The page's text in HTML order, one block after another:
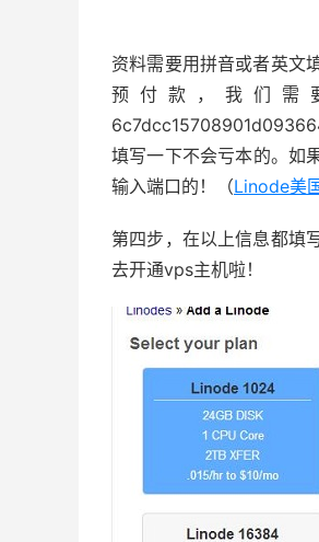
资料需要用拼音或者英文
预付款，我们需
填写一下不会亏本的。如
输入端口的！（Linode美
第四步，在以上信息都填
去开通vps主机啦！